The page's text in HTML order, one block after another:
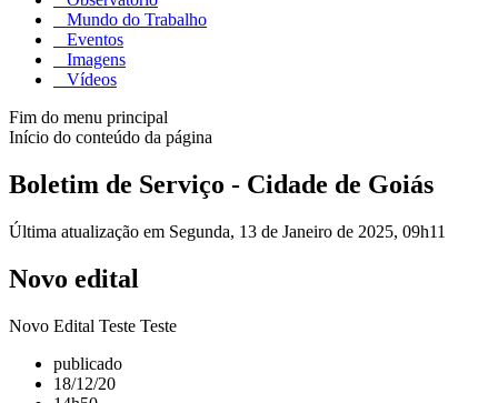
Mundo do Trabalho
Eventos
Imagens
Vídeos
Fim do menu principal
Início do conteúdo da página
Boletim de Serviço - Cidade de Goiás
Última atualização em Segunda, 13 de Janeiro de 2025, 09h11
Novo edital
Novo Edital Teste Teste
publicado
18/12/20